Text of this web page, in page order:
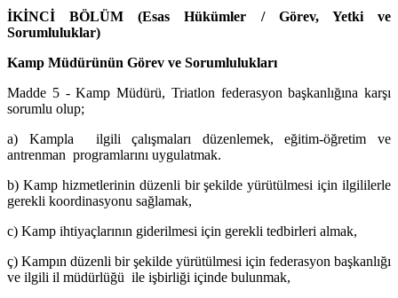
İKİNCİ BÖLÜM (Esas Hükümler / Görev, Yetki ve
Sorumluluklar)
Kamp Müdürünün Görev ve Sorumlulukları
Madde 5 - Kamp Müdürü, Triatlon federasyon başkanlığına karşı
sorumlu olup;
a) Kampla ilgili çalışmaları düzenlemek, eğitim-öğretim ve
antrenman programlarını uygulatmak.
b) Kamp hizmetlerinin düzenli bir şekilde yürütülmesi için ilgililerle
gerekli koordinasyonu sağlamak,
c) Kamp ihtiyaçlarının giderilmesi için gerekli tedbirleri almak,
ç) Kampın düzenli bir şekilde yürütülmesi için federasyon başkanlığı
ve ilgili il müdürlüğü ile işbirliği içinde bulunmak,